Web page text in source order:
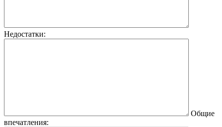
Недостатки:
Общие
впечатления: